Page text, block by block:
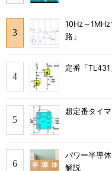
10Hz～
路」
定番「
超定番タイ
パワー半導
解説